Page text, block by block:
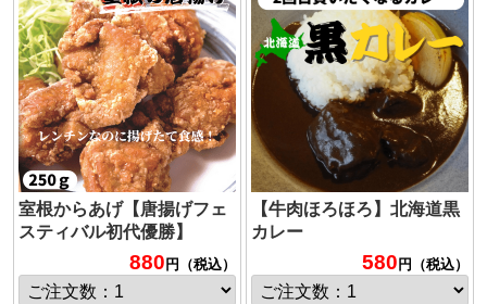
室根からあげ【唐揚げフェ
スティバル初代優勝】
880 円（税込）
【牛肉ほろほろ】北海道黒
カレー
580 円（税込）